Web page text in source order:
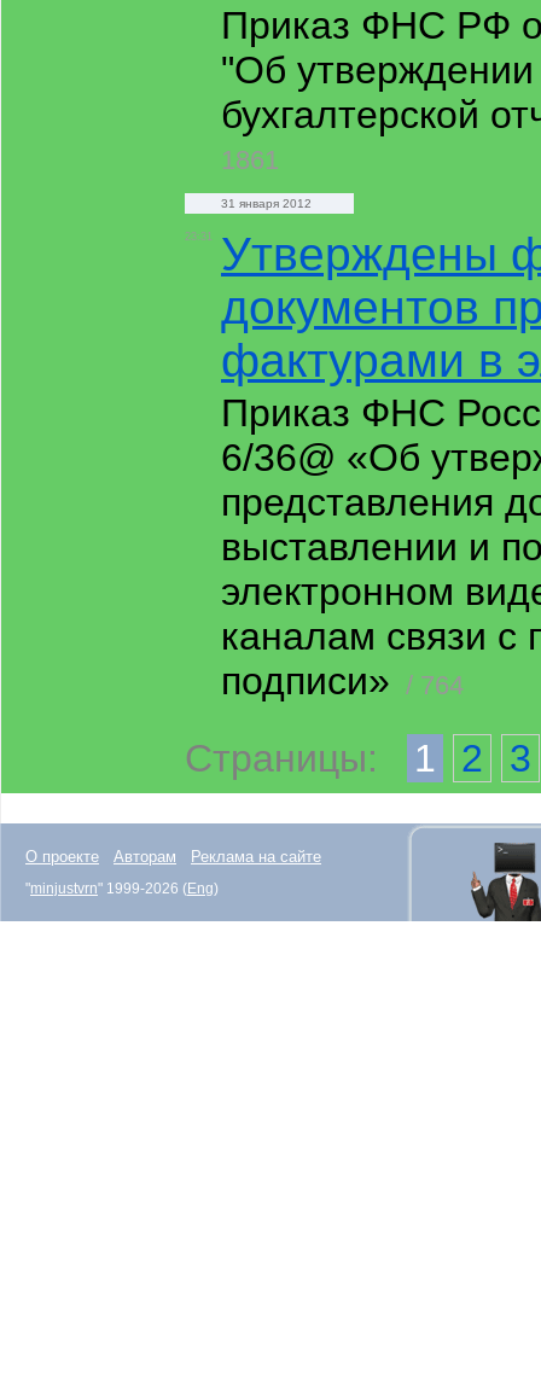
Приказ ФНС РФ
"Об
бухгалтерской
1861
31 января 2012
23:31
Утверждены
документов
фактурами в
Приказ ФНС
6/36@ «Об
представления
выставлении и
электронном
каналам связи с
подписи» / 764
Страницы: 1 2 3
О проекте Авторам Реклама на сайте
"minjustvrn" 1999-2026 (Eng)